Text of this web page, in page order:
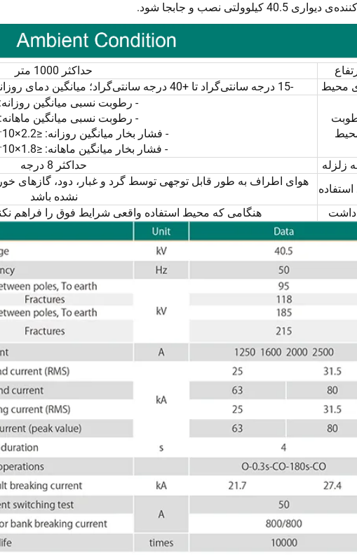
40.5 کیلوولتی نصب و جابجا شود.
حداکثر 1000 متر
محیط
-15 درجه سانتی‌گراد تا +40 درجه سانتی‌گراد؛ میانگین دمای روزانه از +35 درجه سانتی‌گراد بیشتر نمی‌شود
- رطوبت نسبی میانگین روزانه:
- رطوبت نسبی میانگین ماهانه:
- فشار بخار میانگین روزانه: ≤2.2×10⁻³ مگاپاسکال
- فشار بخار میانگین ماهانه: ≤1.8×10⁻³ مگاپاسکال
زلزله
حداکثر 8 درجه
هوای اطراف به طور قابل توجهی توسط گرد و غبار، دود، گازهای
نشده باشد
هنگامی که محیط استفاده واقعی شرایط فوق را فراهم